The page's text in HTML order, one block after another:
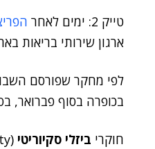
טייק 2: ימים לאחר
ארגון שירותי בריאות
לפי מחקר שפורסם
בכופרה בסוף פברואר,
חוקרי ביזלי סקיוריטי (Beazley Security) חשפו את התוקפים: